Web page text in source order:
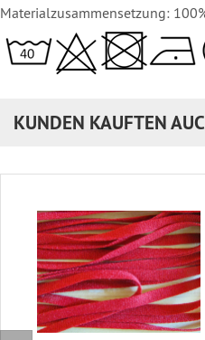
Materialzusammensetzung:
KUNDEN KAUFTEN